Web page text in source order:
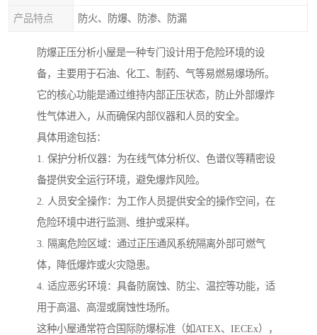
产品特点 防火、防爆、防渗、防漏
防爆正压分析小屋是一种专门设计用于危险环境的设
备，主要用于石油、化工、制药、气等易燃易爆场所。
它的核心功能是通过维持内部正压状态，防止外部爆炸
性气体进入，从而确保内部仪器和人员的安全。
具体用途包括：
1. 保护分析仪器：为在线气体分析仪、色谱仪等精密设
备提供安全运行环境，避免爆炸风险。
2. 人员安全操作：为工作人员提供安全的操作空间，在
危险环境中进行监测、维护或采样。
3. 隔离危险区域：通过正压通风系统隔离外部可燃气
体，降低爆炸或火灾隐患。
4. 适应恶劣环境：具备防腐蚀、防尘、温控等功能，适
用于高温、高湿或腐蚀性场所。
这种小屋通常符合国际防爆标准（如ATEX、IECEx），